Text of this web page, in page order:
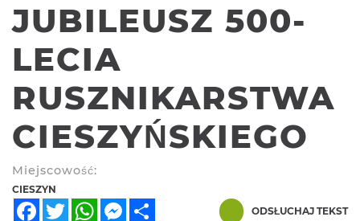
JUBILEUSZ 500-
LECIA
RUSZNIKARSTWA
CIESZYŃSKIEGO
Miejscowość:
CIESZYN
FacebookTwitterWhatsAppMessenger ODSŁUCHAJ TEKST